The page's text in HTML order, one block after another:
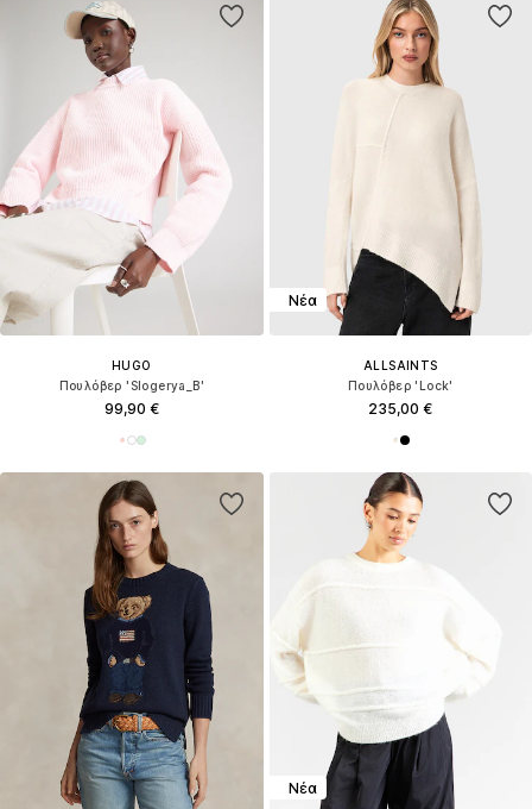
HUGO
Πουλόβερ 'Slogerya_B'
99,90 €
Νέα
ALLSAINTS
Πουλόβερ 'Lock'
235,00 €
Νέα